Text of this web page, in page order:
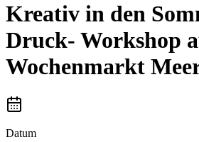
Kreativ in den
Druck- Workshop
Wochenmarkt
Datum